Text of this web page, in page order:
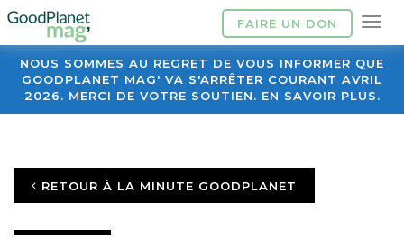
FAIRE UN DON
NOUS SOMMES AU REGRET DE VOUS INFORMER QUE
GOODPLANET MAG' VA S'ARRÊTER COURANT AVRIL
2026. MERCI DE VOTRE SOUTIEN. EN SAVOIR PLUS.
RETOUR À LA MINUTE GOODPLANET